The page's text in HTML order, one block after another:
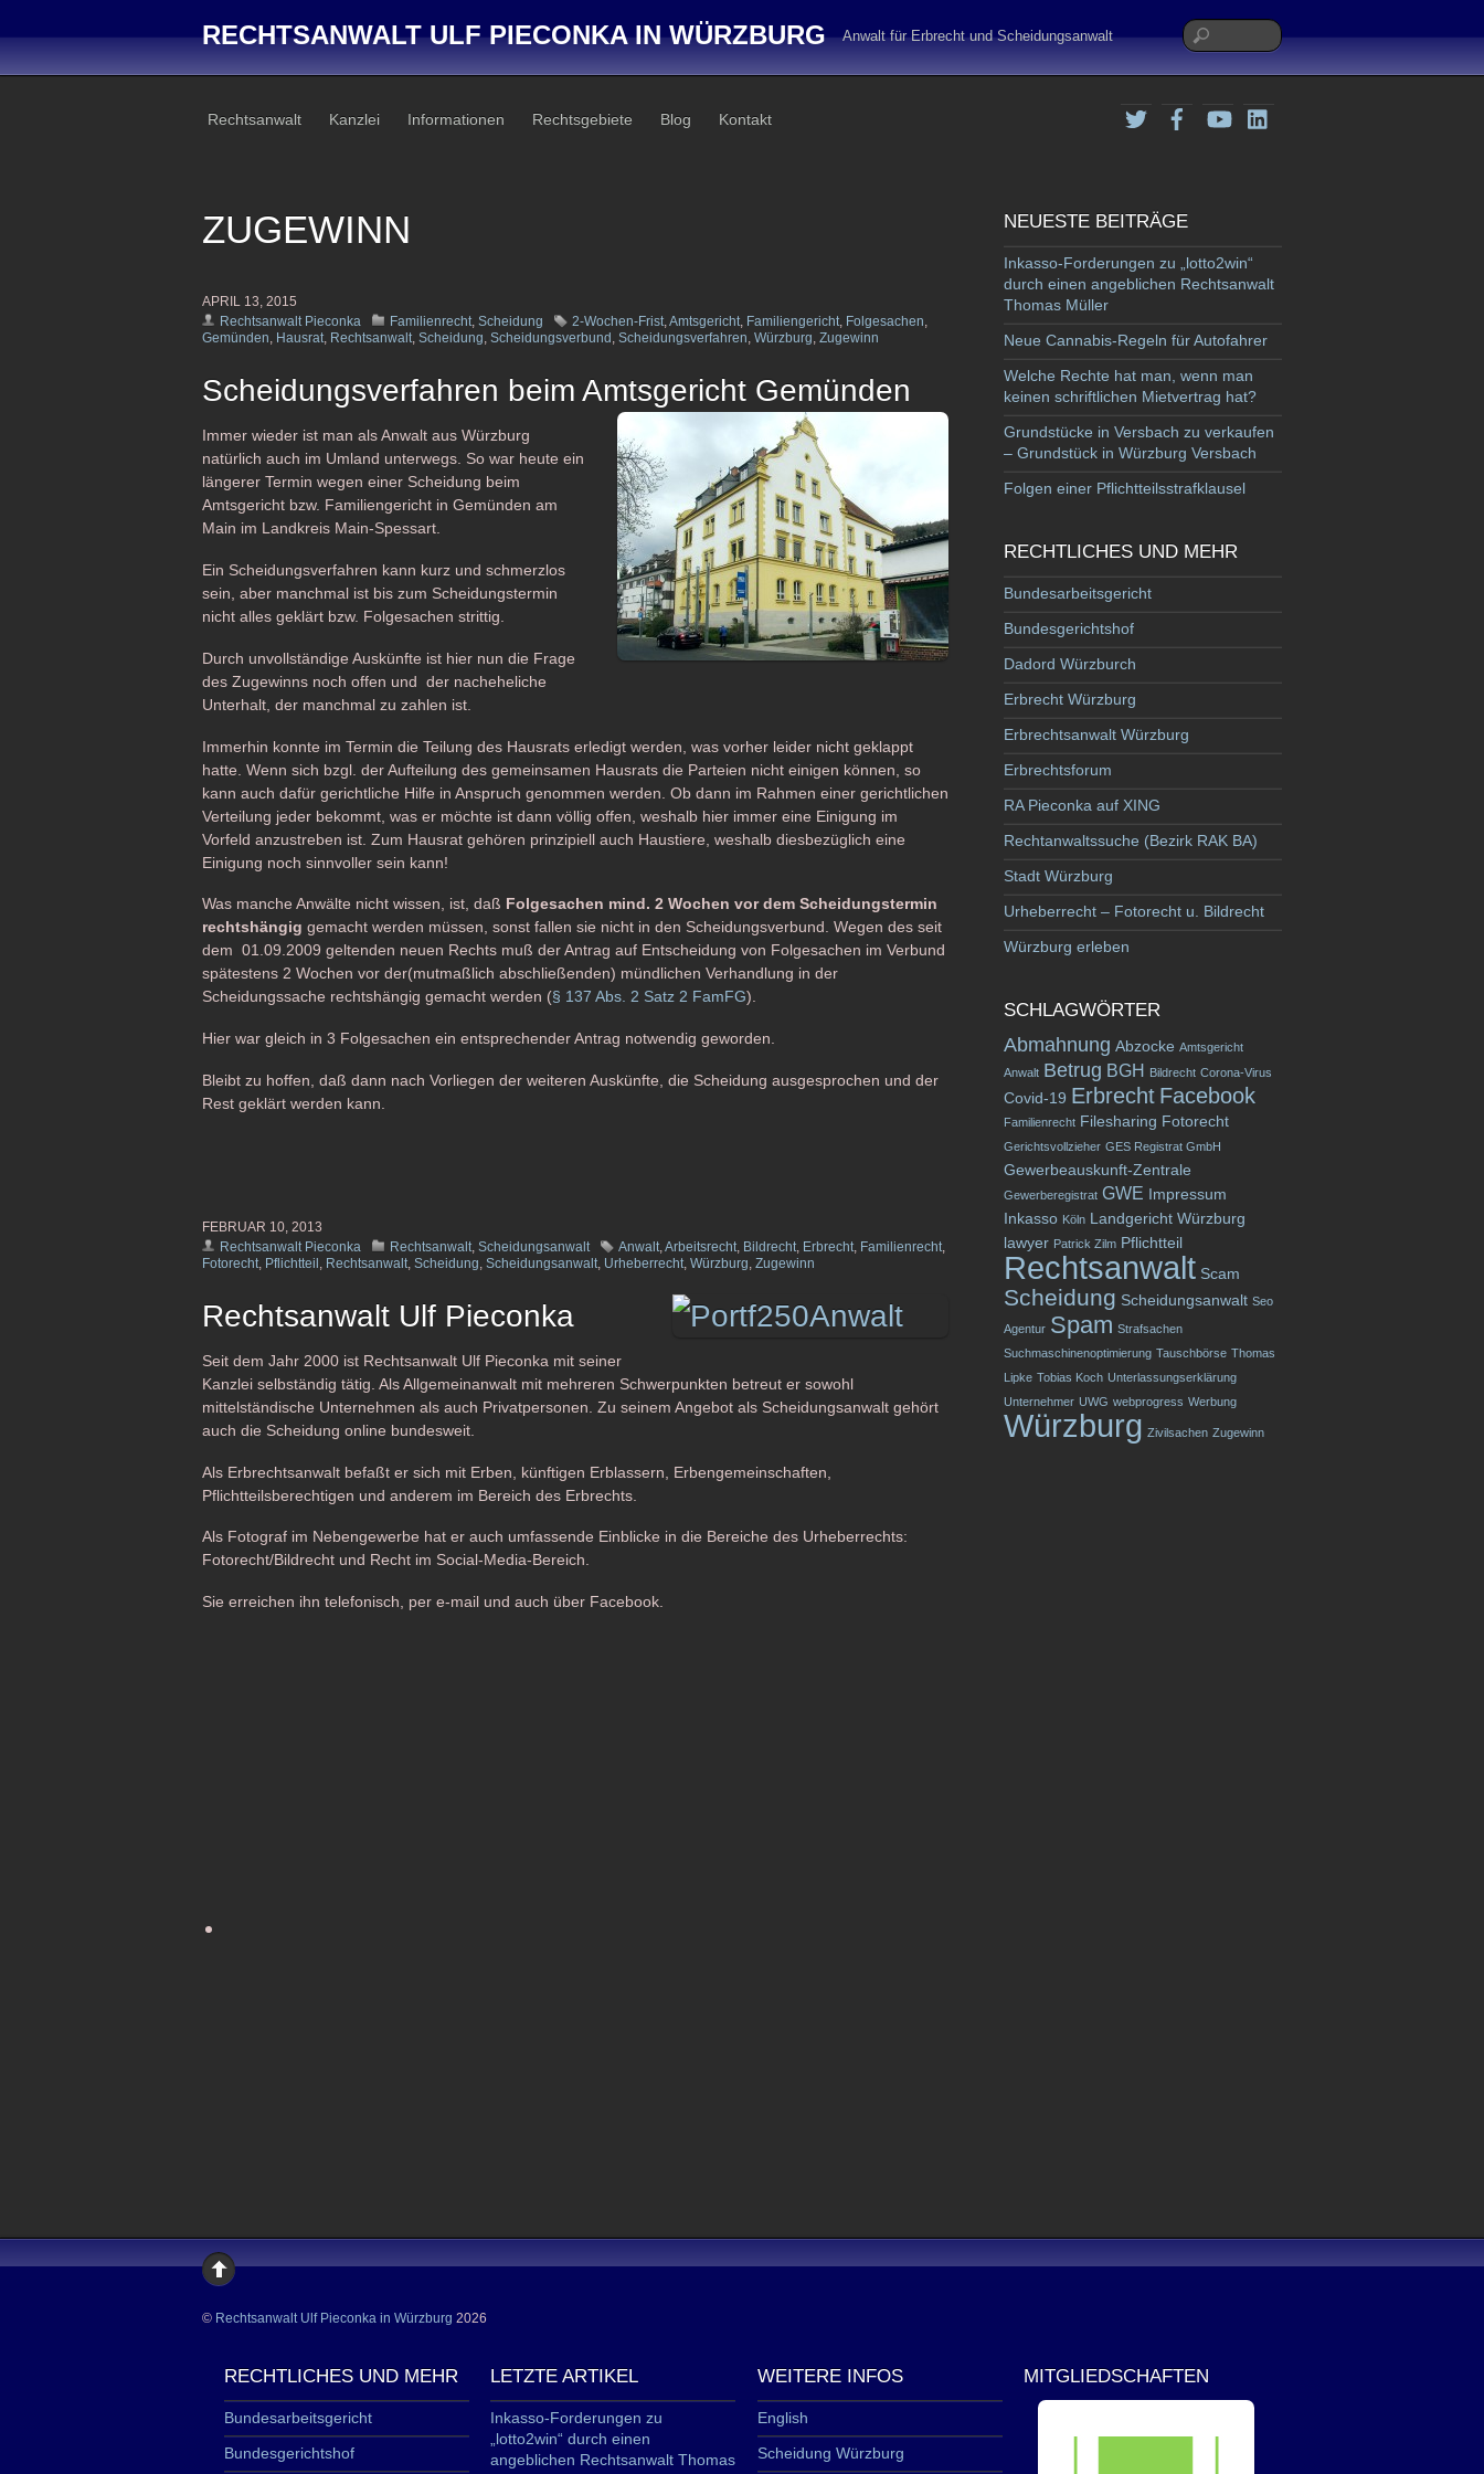
RECHTSANWALT ULF PIECONKA IN WÜRZBURG Anwalt für Erbrecht und Scheidungsanwalt
Rechtsanwalt Kanzlei Informationen Rechtsgebiete Blog Kontakt Twitter FacebookYouTube
ZUGEWINN
APRIL 13, 2015
Rechtsanwalt Pieconka
Familienrecht, Scheidung 2-Wochen-Frist,Amtsgericht, Familiengericht, Folgesachen,
Gemünden, Hausrat, Rechtsanwalt, Scheidung, Scheidungsverbund , Scheidungsverfahren, Würzburg, Zugewinn
Scheidungsverfahren beim Amtsgericht Gemünden
Immer wieder ist man als Anwalt aus Würzburg
natürlich auch im Umland unterwegs. So war heute ein
längerer Termin wegen einer Scheidung beim
Amtsgericht bzw. Familiengericht in Gemünden am
Main im Landkreis Main-Spessart.
Ein Scheidungsverfahren kann kurz und schmerzlos
sein, aber manchmal ist bis zum Scheidungstermin
nicht alles geklärt bzw. Folgesachen strittig.
Durch unvollständige Auskünfte ist hier nun die Frage
des Zugewinns noch offen und der nacheheliche
Unterhalt, der manchmal zu zahlen ist.
Immerhin konnte im Termin die Teilung des Hausrats erledigt werden, was vorher leider nicht geklappt
hatte. Wenn sich bzgl. der Aufteilung des gemeinsamen Hausrats die Parteien nicht einigen können, so
kann auch dafür gerichtliche Hilfe in Anspruch genommen werden. Ob dann im Rahmen einer gerichtlichen
Verteilung jeder bekommt, was er möchte ist dann völlig offen, weshalb hier immer eine Einigung im
Vorfeld anzustreben ist. Zum Hausrat gehören prinzipiell auch Haustiere, weshalb diesbezüglich eine
Einigung noch sinnvoller sein kann!
Was manche Anwälte nicht wissen, ist, daß Folgesachen mind. 2 Wochen vor dem Scheidungstermin
rechtshängig gemacht werden müssen, sonst fallen sie nicht in den Scheidungsverbund. Wegen des seit
dem 01.09.2009 geltenden neuen Rechts muß der Antrag auf Entscheidung von Folgesachen im Verbund
spätestens 2 Wochen vor der(mutmaßlich abschließenden) mündlichen Verhandlung in der
Scheidungssache rechtshängig gemacht werden (§ 137 Abs. 2 Satz 2 FamFG).
Hier war gleich in 3 Folgesachen ein entsprechender Antrag notwendig geworden.
Bleibt zu hoffen, daß dann nach Vorliegen der weiteren Auskünfte, die Scheidung ausgesprochen und der
Rest geklärt werden kann.
FEBRUAR 10, 2013
Rechtsanwalt Pieconka
Rechtsanwalt Scheidungsanwalt Anwalt Arbeitsrecht Bildrecht Erbrecht Familienrecht
Fotorecht Pflichtteil Rechtsanwalt Scheidung Scheidungsanwalt Urheberrecht Würzburg Zugewinn
Rechtsanwalt Ulf Pieconka
Seit dem Jahr 2000 ist Rechtsanwalt Ulf Pieconka mit seiner
Kanzlei selbständig tätig. Als Allgemeinanwalt mit mehreren Schwerpunkten betreut er sowohl
mittelständische Unternehmen als auch Privatpersonen. Zu seinem Angebot als Scheidungsanwalt gehört
auch die Scheidung online bundesweit.
Als Erbrechtsanwalt befaßt er sich mit Erben, künftigen Erblassern, Erbengemeinschaften,
Pflichtteilsberechtigen und anderem im Bereich des Erbrechts.
Als Fotograf im Nebengewerbe hat er auch umfassende Einblicke in die Bereiche des Urheberrechts:
Fotorecht/Bildrecht und Recht im Social-Media-Bereich.
Sie erreichen ihn telefonisch, per e-mail und auch über Facebook.
NEUESTE BEITRÄGE
Inkasso-Forderungen zu „lotto2win“
durch einen angeblichen Rechtsanwalt
Thomas Müller
Neue Cannabis-Regeln für Autofahrer
Welche Rechte hat man, wenn man
keinen schriftlichen Mietvertrag hat?
Grundstücke in Versbach zu verkaufen
– Grundstück in Würzburg Versbach
Folgen einer Pflichtteilsstrafklausel
RECHTLICHES UND MEHR
Bundesarbeitsgericht
Bundesgerichtshof
Dadord Würzburch
Erbrecht Würzburg
Erbrechtsanwalt Würzburg
Erbrechtsforum
RA Pieconka auf XING
Rechtanwaltssuche (Bezirk RAK BA)
Stadt Würzburg
Urheberrecht – Fotorecht u. Bildrecht
Würzburg erleben
SCHLAGWÖRTER
Abmahnung Abzocke Amtsgericht
Anwalt Betrug BGH Bildrecht Corona-Virus
Covid-19 Erbrecht Facebook
Familienrecht Filesharing Fotorecht
Gerichtsvollzieher GES Registrat GmbH
Gewerbeauskunft-Zentrale
Gewerberegistrat GWE
Impressum
Inkasso Köln Landgericht Würzburg
lawyer Patrick Zilm Pflichtteil
Rechtsanwalt Scam
Scheidung Scheidungsanwalt Seo
Agentur Spam Strafsachen
Suchmaschinenoptimierung Tauschbörse Thomas
Lipke Tobias Koch Unterlassungserklärung
Unternehmer UWG webprogress Werbung
Würzburg Zivilsachen Zugewinn
© Rechtsanwalt Ulf Pieconka in Würzburg 2026
RECHTLICHES UND MEHR
Bundesarbeitsgericht
Bundesgerichtshof
LETZTE ARTIKEL
Inkasso-Forderungen zu
„lotto2win“ durch einen
angeblichen Rechtsanwalt Thomas
WEITERE INFOS
English
Scheidung Würzburg
MITGLIEDSCHAFTEN